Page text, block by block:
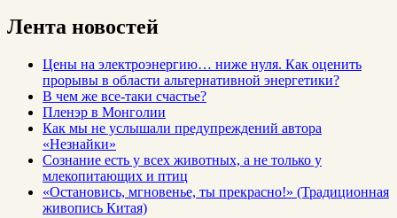
Лента новостей
Цены на электроэнергию… ниже нуля. Как оценить
прорывы в области альтернативной энергетики?
В чем же все-таки счастье?
Пленэр в Монголии
Как мы не услышали предупреждений автора
«Незнайки»
Сознание есть у всех животных, а не только у
млекопитающих и птиц
«Остановись, мгновенье, ты прекрасно!» (Традиционная
живопись Китая)